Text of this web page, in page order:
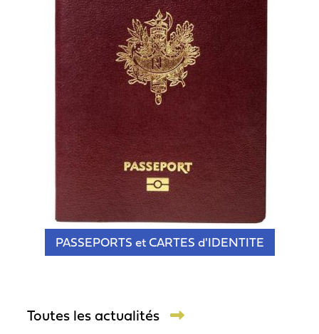
PASSEPORTS et CARTES d'IDENTITE
Toutes les actualités